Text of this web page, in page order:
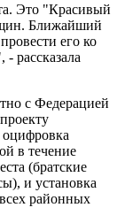
Это "Красивый
Ближайший
его ко
рассказала
с Федерацией
в течение
(братские
и установка
районных